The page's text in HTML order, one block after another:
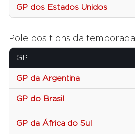
GP dos Estados Unidos
Pole positions da temporada
GP
GP da Argentina
GP do Brasil
GP da África do Sul